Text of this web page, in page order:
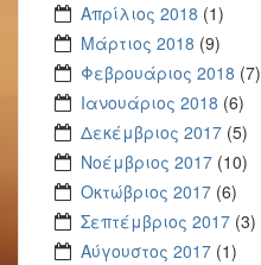
Απρίλιος 2018 (1)
Μάρτιος 2018 (9)
Φεβρουάριος 2018 (7)
Ιανουάριος 2018 (6)
Δεκέμβριος 2017 (5)
Νοέμβριος 2017 (10)
Οκτώβριος 2017 (6)
Σεπτέμβριος 2017 (3)
Αύγουστος 2017 (1)